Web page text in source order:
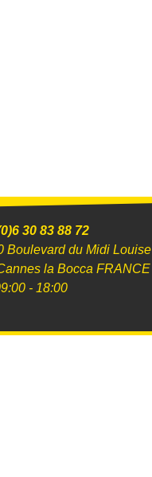
30 83 88 72
Boulevard du Midi Louise
la Bocca FRANCE
- 18:00